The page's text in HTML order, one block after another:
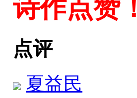
诗作点赞！
点评
夏益民